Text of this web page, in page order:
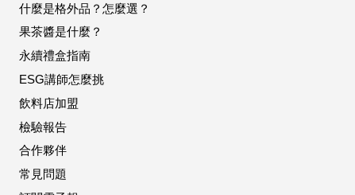
什麼是格外品？怎麼選？
果茶醬是什麼？
永續禮盒指南
ESG講師怎麼挑
飲料店加盟
檢驗報告
合作夥伴
常見問題